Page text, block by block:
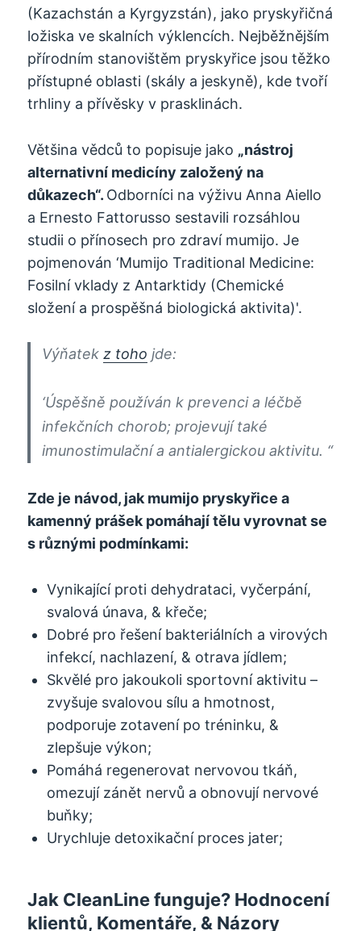
(Kazachstán a Kyrgyzstán), jako pryskyřičná
ložiska ve skalních výklencích. Nejběžnějším
přírodním stanovištěm pryskyřice jsou těžko
přístupné oblasti (skály a jeskyně), kde tvoří
trhliny a přívěsky v prasklinách.
Většina vědců to popisuje jako „nástroj
alternativní medicíny založený na
důkazech“. Odborníci na výživu Anna Aiello
a Ernesto Fattorusso sestavili rozsáhlou
studii o přínosech pro zdraví mumijo. Je
pojmenován ‘Mumijo Traditional Medicine:
Fosilní vklady z Antarktidy (Chemické
složení a prospěšná biologická aktivita)'.
Výňatekz toho jde:
‘Úspěšně používán k prevenci a léčbě
infekčních chorob; projevují také
imunostimulační a antialergickou aktivitu. “
Zde je návod, jak mumijo pryskyřice a
kamenný prášek pomáhají tělu vyrovnat se
s různými podmínkami:
Vynikající proti dehydrataci, vyčerpání,
svalová únava, & křeče;
Dobré pro řešení bakteriálních a virových
infekcí, nachlazení, & otrava jídlem;
Skvělé pro jakoukoli sportovní aktivitu –
zvyšuje svalovou sílu a hmotnost,
podporuje zotavení po tréninku, &
zlepšuje výkon;
Pomáhá regenerovat nervovou tkáň,
omezují zánět nervů a obnovují nervové
buňky;
Urychluje detoxikační proces jater;
Jak CleanLine funguje? Hodnocení
klientů, Komentáře, & Názory